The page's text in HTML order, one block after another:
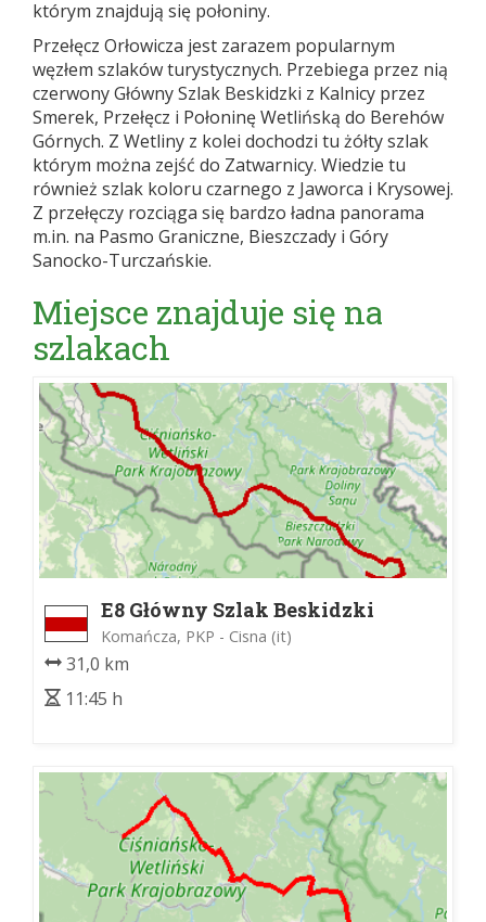
którym znajdują się połoniny.
Przełęcz Orłowicza jest zarazem popularnym
węzłem szlaków turystycznych. Przebiega przez nią
czerwony Główny Szlak Beskidzki z Kalnicy przez
Smerek, Przełęcz i Połoninę Wetlińską do Berehów
Górnych. Z Wetliny z kolei dochodzi tu żółty szlak
którym można zejść do Zatwarnicy. Wiedzie tu
również szlak koloru czarnego z Jaworca i Krysowej.
Z przełęczy rozciąga się bardzo ładna panorama
m.in. na Pasmo Graniczne, Bieszczady i Góry
Sanocko-Turczańskie.
Miejsce znajduje się na
szlakach
E8 Główny Szlak Beskidzki
Komańcza, PKP - Cisna (it)
31,0 km
11:45 h